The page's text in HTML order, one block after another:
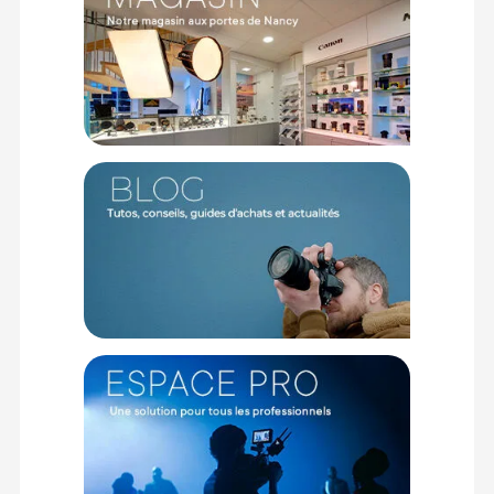
décuple votre autonomie sur le terrain, vous évitant la
frustration d'une coupure d'alimentation en pleine action.
L'émetteur Insta360 Mic Pro se connecte directement à la
caméra pour enregistrer des voix claires et isolées du vent
ou du bruit ambiant, idéal pour les interviews ou le vlogging
en milieu complexe. L'ajout d'un objectif grand-angle
magnétique élargit instantanément votre champ de vision,
parfait pour des plans ultra immersifs, le tout soigneusement
protégé dans un sac de transport dédié lors de vos
déplacements.
L'excellence optique Leica au service de votre image
Le partenariat historique avec Leica propulse ce stabilisateur
dans une nouvelle dimension visuelle. Le capteur principal de
1 pouce enregistre vos séquences en Dolby Vision 8K à 30
images par seconde, offrant une dynamique spectaculaire
de 14 stops qui préserve les détails des ombres les plus
denses aux hautes lumières les plus intenses. Pour les plans
rapprochés, le téléobjectif avec son capteur 1/1.3 pouce et
son ouverture généreuse f/2.0 compresse magnifiquement
les perspectives. Vous isolez ainsi vos sujets avec un bokeh
naturel et onctueux, sublimant instantanément vos vidéos